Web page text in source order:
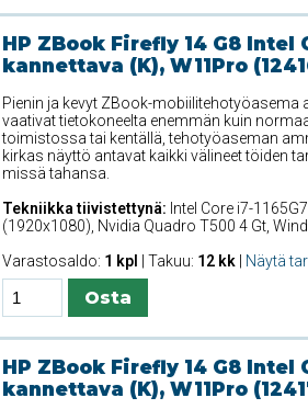
HP ZBook Firefly 14 G8 Intel
kannettava (K), W11Pro
Pienin ja kevyt ZBook-mobiilitehotyöasema
vaativat tietokoneelta enemmän kuin
toimistossa tai kentällä, tehotyöaseman
kirkas näyttö antavat kaikki välineet töiden
missä tahansa.
Tekniikka tiivistettynä: Intel Core i7-
(1920x1080), Nvidia Quadro T500 4 Gt,
Varastosaldo: 1 kpl | Takuu: 12 kk| Näytä
HP ZBook Firefly 14 G8 Intel
kannettava (K), W11Pro